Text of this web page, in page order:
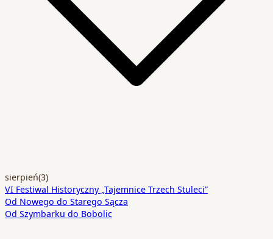
sierpień(3)
VI Festiwal Historyczny „Tajemnice Trzech Stuleci”
Od Nowego do Starego Sącza
Od Szymbarku do Bobolic